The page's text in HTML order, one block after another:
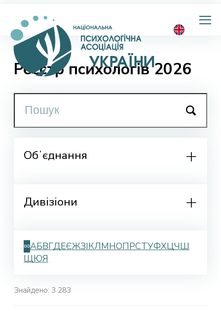
Національна
психологічна
Реєстр психологів 2026
Обʼєднання
Дивізіони
∞АБВГДЕЄЖЗІКЛМНОПРСТУФХЦЧШ
ЩЮЯ
Знайдено: 3 283